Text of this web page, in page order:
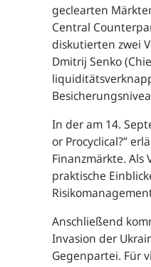
geclearten
Central
diskutierten zwei
Dmitrij Senko (
In der am 14.
or Procyclical?”
Finanzmärkte.
praktische
Anschließend
Invasion der
Gegenpartei. Für